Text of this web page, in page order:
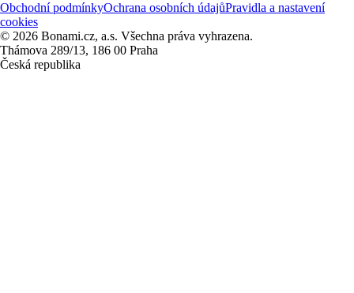
Obchodní podmínkyOchrana osobních údajůPravidla a nastavení
cookies
© 2026 Bonami.cz, a.s. Všechna práva vyhrazena.
Thámova 289/13, 186 00 Praha
Česká republika